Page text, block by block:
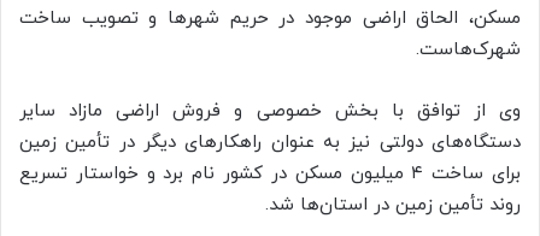
مسکن، الحاق اراضی موجود در حریم شهرها و تصویب ساخت
شهرک‌هاست.
وی از توافق با بخش خصوصی و فروش اراضی مازاد سایر
دستگاه‌های دولتی نیز به عنوان راهکارهای دیگر در تأمین زمین
برای ساخت ۴ میلیون مسکن در کشور نام برد و خواستار تسریع
روند تأمین زمین در استان‌ها شد.